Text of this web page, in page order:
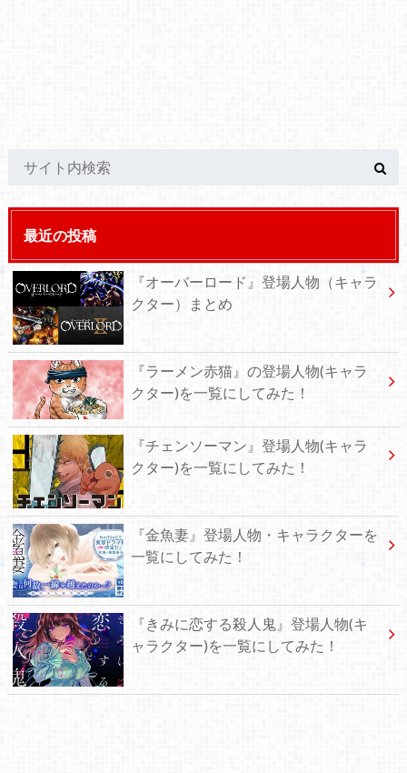
最近の投稿
『オーバーロード』登場人物（キャラ
クター）まとめ
『ラーメン赤猫』の登場人物(キャラ
クター)を一覧にしてみた！
『チェンソーマン』登場人物(キャラ
クター)を一覧にしてみた！
『金魚妻』登場人物・キャラクターを
一覧にしてみた！
『きみに恋する殺人鬼』登場人物(キ
ャラクター)を一覧にしてみた！